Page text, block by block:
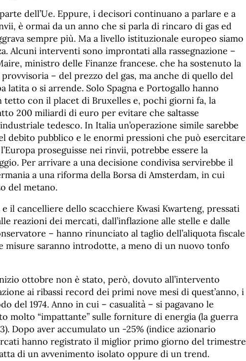
dell’Ue. Eppure, i decisori continuano a parlare e a
è ormai da un anno che si parla di rincaro di gas ed
sempre più. Ma a livello istituzionale europeo siamo
Alcuni interventi sono improntati alla rassegnazione –
ministro delle Finanze francese. che ha sostenuto la
– del prezzo del gas, ma anche di quello del
latita o si arrende. Solo Spagna e Portogallo hanno
tetto con il placet di Bruxelles e, pochi giorni fa, la
200 miliardi di euro per evitare che saltasse
tedesco. In Italia un’operazione simile sarebbe
debito pubblico e le enormi pressioni che può esercitare
proseguisse nei rinvii, potrebbe essere la
Per arrivare a una decisione condivisa servirebbe il
a una riforma della Borsa di Amsterdam, in cui
del metano.
il cancelliere dello scacchiere Kwasi Kwarteng, pressati
reazioni dei mercati, dall’inflazione alle stelle e dalle
– hanno rinunciato al taglio dell’aliquota fiscale
misure saranno introdotte, a meno di un nuovo tonfo
ottobre non è stato, però, dovuto all’intervento
ai ribassi record dei primi nove mesi di quest’anno, i
del 1974. Anno in cui – casualità – si pagavano le
molto “impattante” sulle forniture di energia (la guerra
Dopo aver accumulato un -25% (indice azionario
hanno registrato il miglior primo giorno del trimestre
di un avvenimento isolato oppure di un trend.